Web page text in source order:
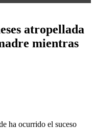
atropellada
mientras